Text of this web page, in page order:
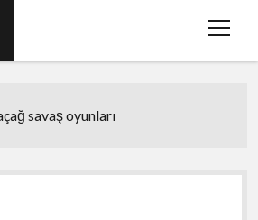
menüyü
savaş oyunları